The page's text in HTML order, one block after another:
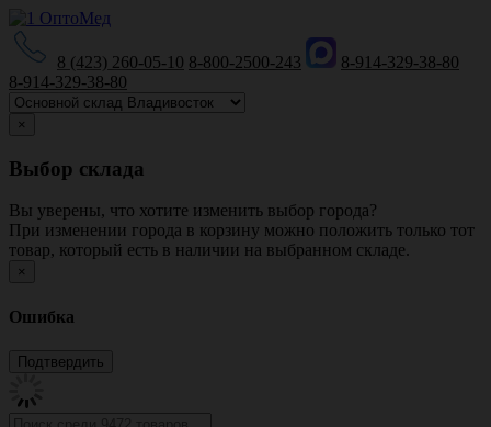
8 (423) 260-05-10 8-800-2500-243
8-914-329-38-80
8-914-329-38-80
×
Выбор склада
Вы уверены, что хотите изменить выбор города?
При изменении города в корзину можно положить только тот
товар, который есть в наличии на выбранном складе.
×
Ошибка